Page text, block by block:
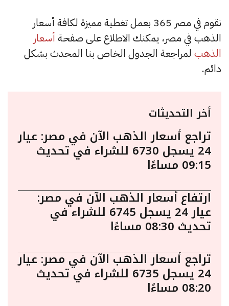
نقوم في مصر 365 بعمل تغطية مميزة لكافة أسعار
الذهب في مصر، يمكنك الاطلاع على صفحة أسعار
الذهب لمراجعة الجدول الخاص بنا المحدث بشكل
دائم.
أخر التحديثات
تراجع أسعار الذهب الآن في مصر: عيار
24 يسجل 6730 للشراء في تحديث
09:15 مساءًا
ارتفاع أسعار الذهب الآن في مصر:
عيار 24 يسجل 6745 للشراء في
تحديث 08:30 مساءًا
تراجع أسعار الذهب الآن في مصر: عيار
24 يسجل 6735 للشراء في تحديث
08:20 مساءًا